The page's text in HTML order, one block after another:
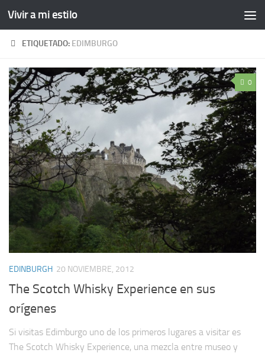
Vivir a mi estilo
ETIQUETADO: EDIMBURGO
0
EDINBURGH 20 NOVIEMBRE, 2012
The Scotch Whisky Experience en sus
orígenes
Si visitas Edimburgo uno de los primeros lugares a visitar es
The Scotch Whisky Experience, una mezcla entre museo y